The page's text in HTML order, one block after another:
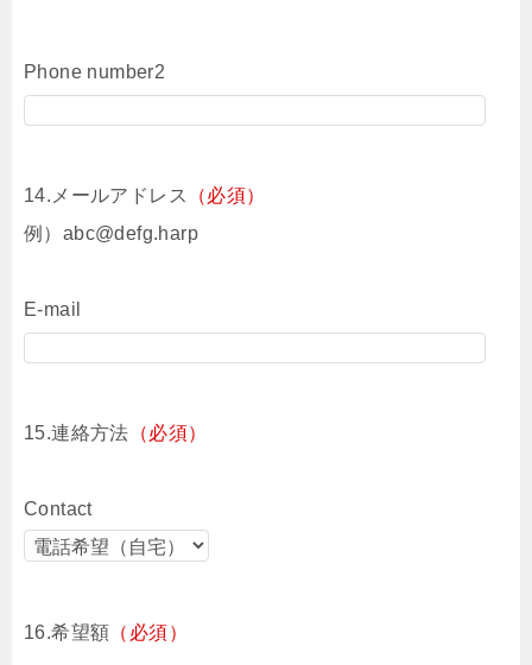
Phone number2
14.メールアドレス
（必須）
例）abc@defg.harp
E-mail
15.連絡方法 （必須）
Contact
16.希望額 （必須）